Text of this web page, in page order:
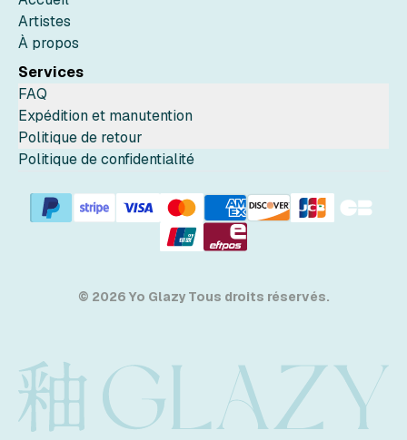
Artistes
À propos
Services
FAQ
Expédition et manutention
Politique de retour
Politique de confidentialité
© 2026 Yo Glazy Tous droits réservés.